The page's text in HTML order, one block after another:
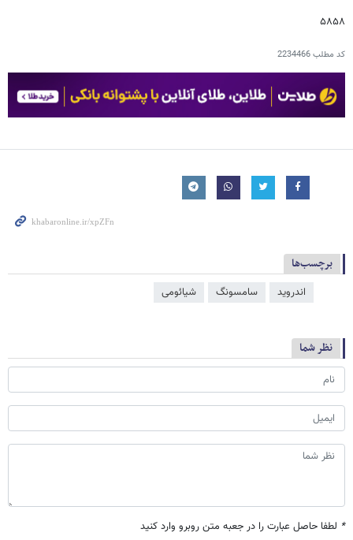
۵۸۵۸
کد مطلب2234466
برچسب‌ها
اندروید سامسونگ شیائومی
نظر شما
* لطفا حاصل عبارت را در جعبه متن روبرو وارد کنید